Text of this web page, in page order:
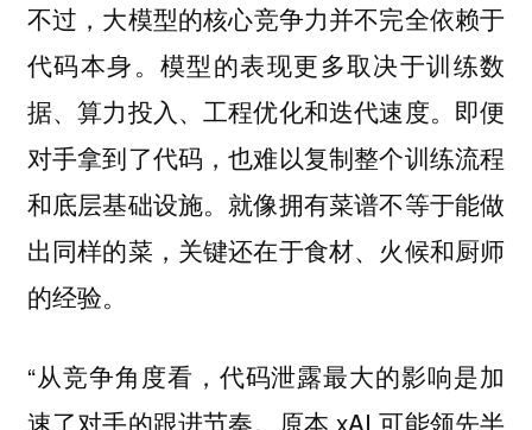
不过， 大模型的核心竞争力并不完全依赖于
代码本身。模型的表现更多取决于训练数
据、算力投入、工程优化和迭代速度。即便
对手拿到了代码，也难以复制整个训练流程
和底层基础设施。就像拥有菜谱不等于能做
出同样的菜，关键还在于食材、火候和厨师
的经验。
“从竞争角度看，代码泄露最大的影响是加
速了对手的跟进节奏。原本 xAI 可能领先半